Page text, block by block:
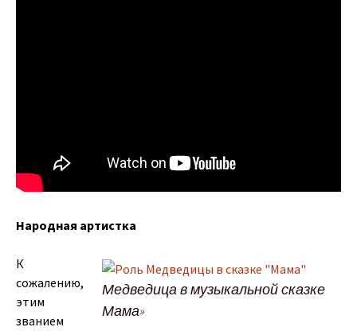
Народная артистка
Медведица в музыкальной сказке
Мама»
К
сожалению,
этим
званием